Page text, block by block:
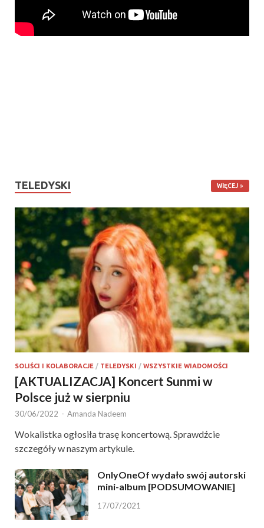
TELEDYSKI WIĘCEJ
SOLIŚCI I KOLABORACJE / TELEDYSKI / WSZYSTKIE WIADOMOŚCI
[AKTUALIZACJA] Koncert Sunmi w
Polsce już w sierpniu
30/06/2022 - Amanda Nadeem
Wokalistka ogłosiła trasę koncertową. Sprawdźcie
szczegóły w naszym artykule.
OnlyOneOf wydało swój autorski
mini-album [PODSUMOWANIE]
17/07/2021